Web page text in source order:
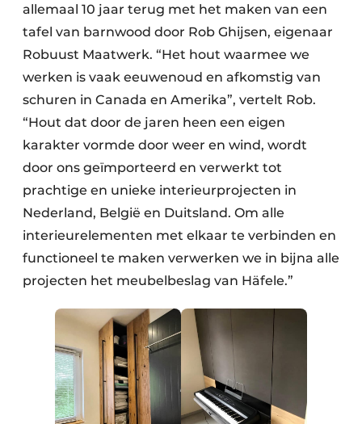
allemaal 10 jaar terug met het maken van een
tafel van barnwood door Rob Ghijsen, eigenaar
Robuust Maatwerk. “Het hout waarmee we
werken is vaak eeuwenoud en afkomstig van
schuren in Canada en Amerika”, vertelt Rob.
“Hout dat door de jaren heen een eigen
karakter vormde door weer en wind, wordt
door ons geïmporteerd en verwerkt tot
prachtige en unieke interieurprojecten in
Nederland, België en Duitsland. Om alle
interieurelementen met elkaar te verbinden en
functioneel te maken verwerken we in bijna alle
projecten het meubelbeslag van Häfele.”